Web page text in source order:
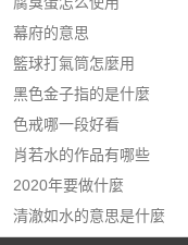
幕府的意思
籃球打氣筒怎麼用
黑色金子指的是什麼
色戒哪一段好看
肖若水的作品有哪些
2020年要做什麼
清澈如水的意思是什麼